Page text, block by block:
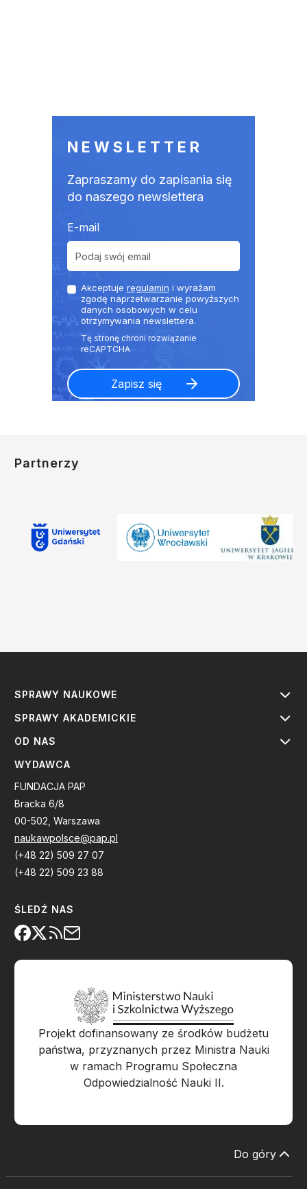
NEWSLETTER
Zapraszamy do zapisania się
do naszego newslettera
E-mail
Akceptuje regulamin i wyrażam
zgodę naprzetwarzanie powyższych
danych osobowych w celu
otrzymywania newslettera.
Partnerzy
SPRAWY NAUKOWE
SPRAWY AKADEMICKIE
OD NAS
WYDAWCA
FUNDACJA PAP
Bracka 6/8
00-502, Warszawa
naukawpolsce@pap.pl
(+48 22) 509 27 07
(+48 22) 509 23 88
ŚLEDŹ NAS
Projekt dofinansowany ze środków budżetu
państwa, przyznanych przez Ministra Nauki
w ramach Programu Społeczna
Odpowiedzialność Nauki II.
Do góry